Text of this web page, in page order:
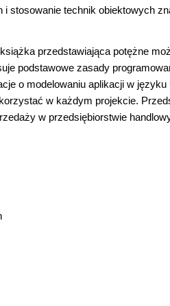
stosowanie technik obiektowych
przedstawiająca potężne
podstawowe zasady
o modelowaniu aplikacji w
w każdym projekcie.
w przedsiębiorstwie